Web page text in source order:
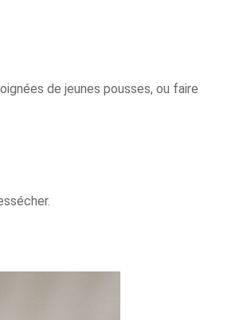
de jeunes pousses, ou faire